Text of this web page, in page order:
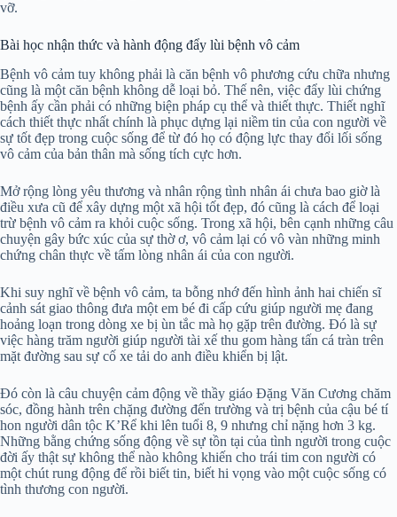
vỡ.
Bài học nhận thức và hành động đẩy lùi bệnh vô cảm
Bệnh vô cảm tuy không phải là căn bệnh vô phương cứu chữa nhưng
cũng là một căn bệnh không dễ loại bỏ. Thế nên, việc đẩy lùi chứng
bệnh ấy cần phải có những biện pháp cụ thể và thiết thực. Thiết nghĩ
cách thiết thực nhất chính là phục dựng lại niềm tin của con người về
sự tốt đẹp trong cuộc sống để từ đó họ có động lực thay đổi lối sống
vô cảm của bản thân mà sống tích cực hơn.
Mở rộng lòng yêu thương và nhân rộng tình nhân ái chưa bao giờ là
điều xưa cũ để xây dựng một xã hội tốt đẹp, đó cũng là cách để loại
trừ bệnh vô cảm ra khỏi cuộc sống. Trong xã hội, bên cạnh những câu
chuyện gây bức xúc của sự thờ ơ, vô cảm lại có vô vàn những minh
chứng chân thực về tấm lòng nhân ái của con người.
Khi suy nghĩ về bệnh vô cảm, ta bỗng nhớ đến hình ảnh hai chiến sĩ
cảnh sát giao thông đưa một em bé đi cấp cứu giúp người mẹ đang
hoảng loạn trong dòng xe bị ùn tắc mà họ gặp trên đường. Đó là sự
việc hàng trăm người giúp người tài xế thu gom hàng tấn cá tràn trên
mặt đường sau sự cố xe tải do anh điều khiển bị lật.
Đó còn là câu chuyện cảm động về thầy giáo Đặng Văn Cương chăm
sóc, đồng hành trên chặng đường đến trường và trị bệnh của cậu bé tí
hon người dân tộc K’Rể khi lên tuổi 8, 9 nhưng chỉ nặng hơn 3 kg.
Những bằng chứng sống động về sự tồn tại của tình người trong cuộc
đời ấy thật sự không thể nào không khiến cho trái tim con người có
một chút rung động để rồi biết tin, biết hi vọng vào một cuộc sống có
tình thương con người.